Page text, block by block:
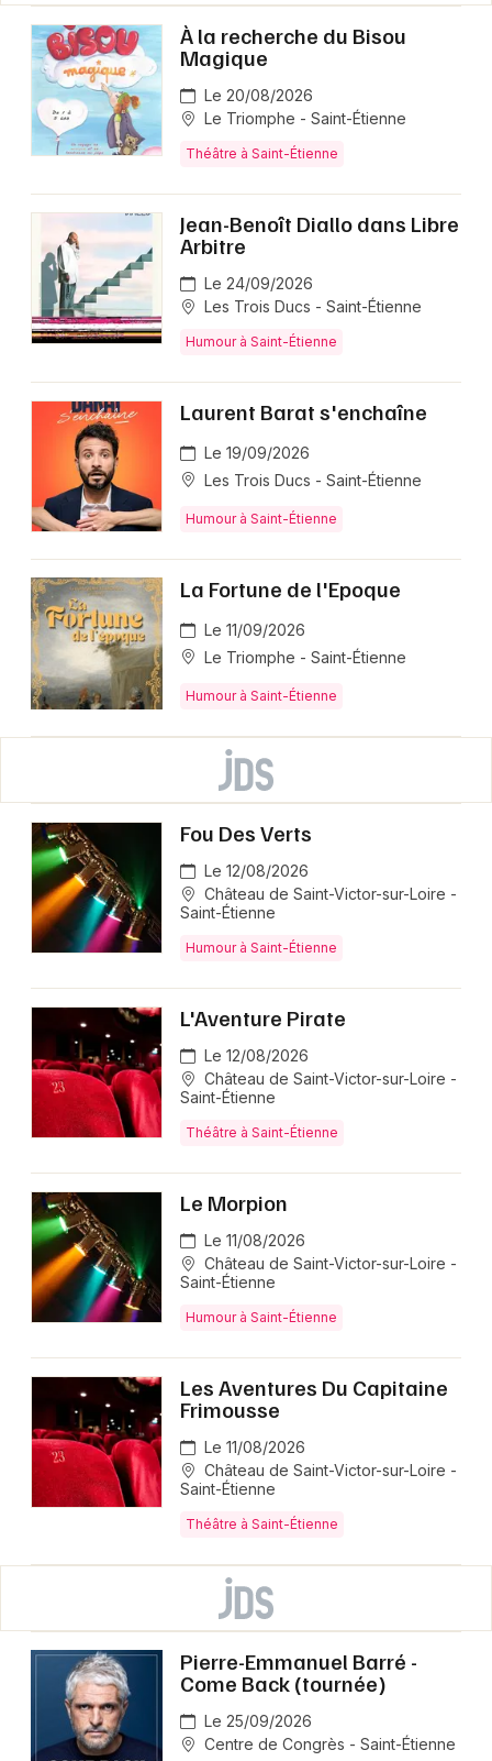
À la recherche du Bisou
Magique
Le 20/08/2026
Le Triomphe - Saint-Étienne
Théâtre à Saint-Étienne
Jean-Benoît Diallo dans Libre
Arbitre
Le 24/09/2026
Les Trois Ducs - Saint-Étienne
Humour à Saint-Étienne
Laurent Barat s'enchaîne
Le 19/09/2026
Les Trois Ducs - Saint-Étienne
Humour à Saint-Étienne
La Fortune de l'Epoque
Le 11/09/2026
Le Triomphe - Saint-Étienne
Humour à Saint-Étienne
Fou Des Verts
Le 12/08/2026
Château de Saint-Victor-sur-Loire -
Saint-Étienne
Humour à Saint-Étienne
L'Aventure Pirate
Le 12/08/2026
Château de Saint-Victor-sur-Loire -
Saint-Étienne
Théâtre à Saint-Étienne
Le Morpion
Le 11/08/2026
Château de Saint-Victor-sur-Loire -
Saint-Étienne
Humour à Saint-Étienne
Les Aventures Du Capitaine
Frimousse
Le 11/08/2026
Château de Saint-Victor-sur-Loire -
Saint-Étienne
Théâtre à Saint-Étienne
Pierre-Emmanuel Barré -
Come Back (tournée)
Le 25/09/2026
Centre de Congrès - Saint-Étienne